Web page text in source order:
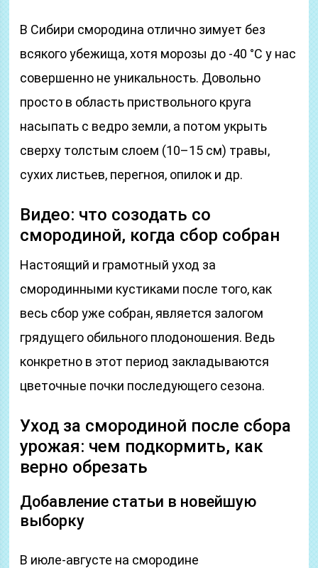
В Сибири смородина отлично зимует без
всякого убежища, хотя морозы до -40 °C у нас
совершенно не уникальность. Довольно
просто в область приствольного круга
насыпать с ведро земли, а потом укрыть
сверху толстым слоем (10–15 см) травы,
сухих листьев, перегноя, опилок и др.
Видео: что созодать со
смородиной, когда сбор собран
Настоящий и грамотный уход за
смородинными кустиками после того, как
весь сбор уже собран, является залогом
грядущего обильного плодоношения. Ведь
конкретно в этот период закладываются
цветочные почки последующего сезона.
Уход за смородиной после сбора
урожая: чем подкормить, как
верно обрезать
Добавление статьи в новейшую
выборку
В июле-августе на смородине